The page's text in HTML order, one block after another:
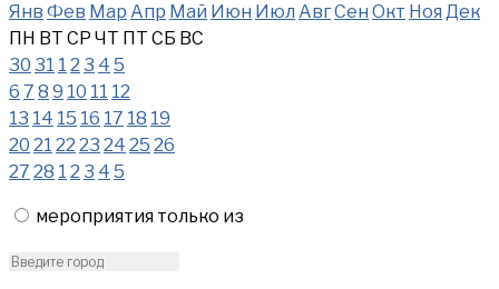
Янв Фев Мар Апр Май Июн Июл АвгСен Окт Ноя Дек
ПН ВТ СР ЧТ ПТ СБ ВС
30 31 1 2 3 4 5
6 7 8 9 10 11 12
13 14 15 16 17 18 19
20 21 22 23 24 25 26
27 28 1 2 3 4 5
мероприятия только из